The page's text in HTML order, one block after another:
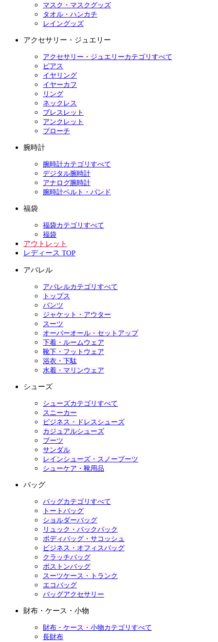
マスク・マスクグッズ
タオル・ハンカチ
レイングッズ
アクセサリー・ジュエリー
アクセサリー・ジュエリーカテゴリすべて
ピアス
イヤリング
イヤーカフ
リング
ネックレス
ブレスレット
アンクレット
ブローチ
腕時計
腕時計カテゴリすべて
デジタル腕時計
アナログ腕時計
腕時計ベルト・バンド
福袋
福袋カテゴリすべて
福袋
アウトレット
レディース TOP
アパレル
アパレルカテゴリすべて
トップス
パンツ
ジャケット・アウター
スーツ
オーバーオール・セットアップ
下着・ルームウェア
靴下・フットウェア
浴衣・下駄
水着・マリンウェア
シューズ
シューズカテゴリすべて
スニーカー
ビジネス・ドレスシューズ
カジュアルシューズ
ブーツ
サンダル
レインシューズ・スノーブーツ
シューケア・靴用品
バッグ
バッグカテゴリすべて
トートバッグ
ショルダーバッグ
リュック・バックパック
ボディバッグ・サコッシュ
ビジネス・オフィスバッグ
クラッチバッグ
ボストンバッグ
スーツケース・トランク
エコバッグ
バッグアクセサリー
財布・ケース・小物
財布・ケース・小物カテゴリすべて
長財布